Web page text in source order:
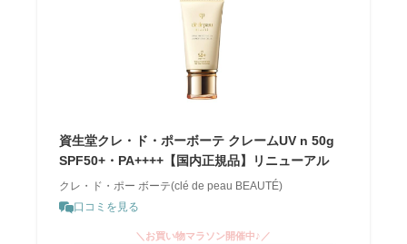
資生堂クレ・ド・ポーボーテ クレームUV n 50g
SPF50+・PA++++【国内正規品】リニューアル
クレ・ド・ポー ボーテ(clé de peau BEAUTÉ)
口コミを見る
＼お買い物マラソン開催中♪／